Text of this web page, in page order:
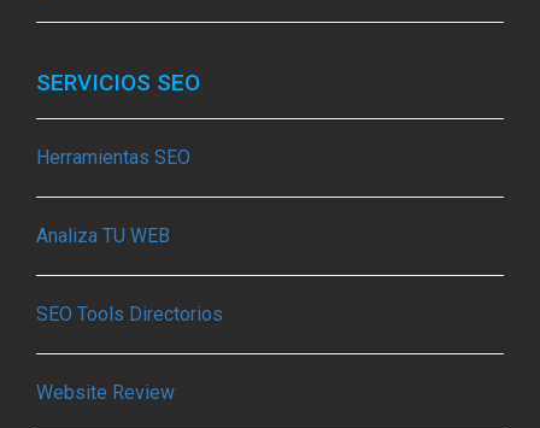
SERVICIOS SEO
Herramientas SEO
Analiza TU WEB
SEO Tools Directorios
Website Review